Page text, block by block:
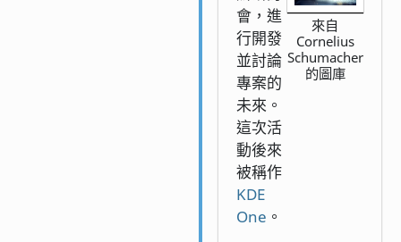
會，進
行開發
並討論
專案的
未來。
這次活
動後來
被稱作
KDE
One 。
來自
Cornelius
Schumacher
的圖庫